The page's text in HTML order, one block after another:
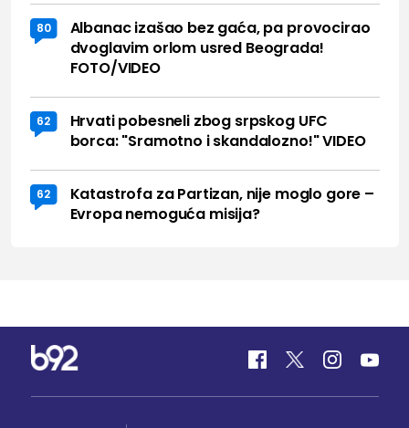
80
Albanac izašao bez gaća, pa provocirao
dvoglavim orlom usred Beograda!
FOTO/VIDEO
62
Hrvati pobesneli zbog srpskog UFC
borca: "Sramotno i skandalozno!" VIDEO
62
Katastrofa za Partizan, nije moglo gore –
Evropa nemoguća misija?